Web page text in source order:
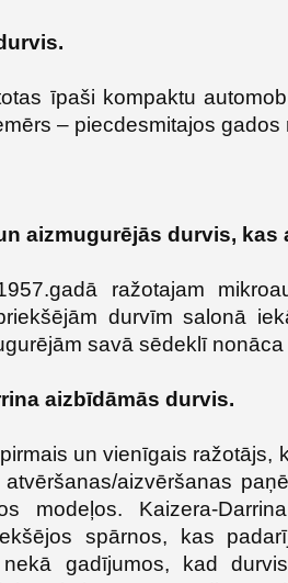
īpaši kompaktu
– piecdesmitajos gados
aizmugurējās durvis, kas
ražotajam
durvīm salonā
savā sēdeklī
aizbīdāmās durvis.
un vienīgais ražotājs,
aizvēršanas
modeļos. Kaizera-
spārnos, kas
nekā gadījumos, kad